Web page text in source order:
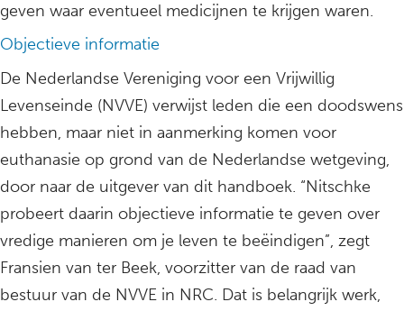
geven waar eventueel medicijnen te krijgen waren.
Objectieve informatie
De Nederlandse Vereniging voor een Vrijwillig
Levenseinde (NVVE) verwijst leden die een doodswens
hebben, maar niet in aanmerking komen voor
euthanasie op grond van de Nederlandse wetgeving,
door naar de uitgever van dit handboek. “Nitschke
probeert daarin objectieve informatie te geven over
vredige manieren om je leven te beëindigen”, zegt
Fransien van ter Beek, voorzitter van de raad van
bestuur van de NVVE in NRC. Dat is belangrijk werk,